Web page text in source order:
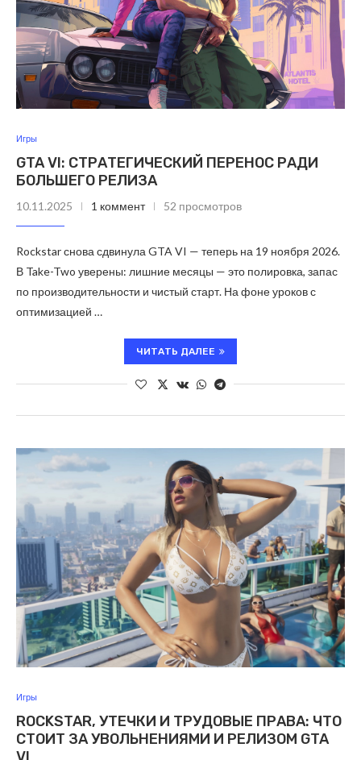
Игры
GTA VI: СТРАТЕГИЧЕСКИЙ ПЕРЕНОС РАДИ
БОЛЬШЕГО РЕЛИЗА
10.11.2025 1 коммент 52 просмотров
Rockstar снова сдвинула GTA VI — теперь на 19 ноября 2026.
В Take-Two уверены: лишние месяцы — это полировка, запас
по производительности и чистый старт. На фоне уроков с
оптимизацией …
ЧИТАТЬ ДАЛЕЕ
Игры
ROCKSTAR, УТЕЧКИ И ТРУДОВЫЕ ПРАВА: ЧТО
СТОИТ ЗА УВОЛЬНЕНИЯМИ И РЕЛИЗОМ GTA